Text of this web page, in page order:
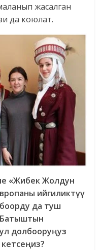
жасалган
да коюлат.
«Жибек Жолдун
ийгиликтүү
да туш
Батыштын
долбооруңуз